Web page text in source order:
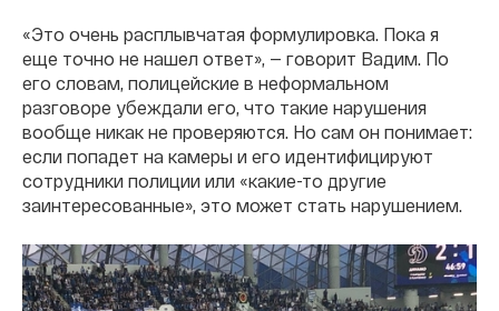
«Это очень расплывчатая формулировка. Пока я
еще точно не нашел ответ», — говорит Вадим. По
его словам, полицейские в неформальном
разговоре убеждали его, что такие нарушения
вообще никак не проверяются. Но сам он понимает:
если попадет на камеры и его идентифицируют
сотрудники полиции или «какие-то другие
заинтересованные», это может стать нарушением.